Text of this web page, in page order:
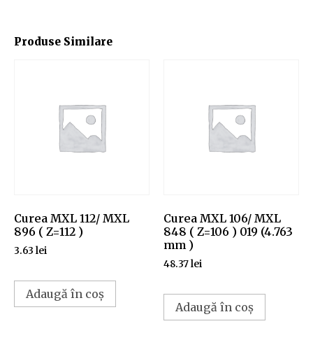
Produse Similare
Curea MXL 112/ MXL
896 ( Z=112 )
3.63 lei
Adaugă în coș
Curea MXL 106/ MXL
848 ( Z=106 ) 019 (4.763
mm )
48.37lei
Adaugă în coș